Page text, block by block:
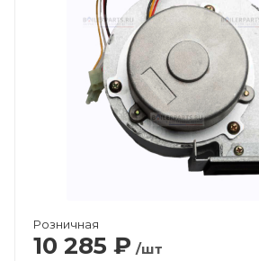
Розничная
10 285 ₽ /шт